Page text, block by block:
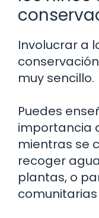
Involucrar a
muy sencillo.
Puedes
importancia
mientras se
recoger
plantas, o